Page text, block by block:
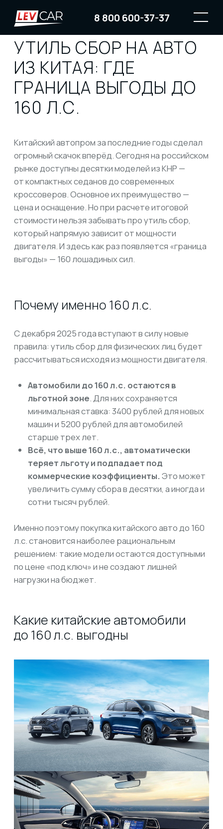
8 800 600-37-37
УТИЛЬ СБОР НА АВТО
ИЗ КИТАЯ: ГДЕ
ГРАНИЦА ВЫГОДЫ ДО
160 Л.С.
Китайский автопром за последние годы сделал
огромный скачок вперёд. Сегодня на российском
кроссоверов. Основное их преимущество —
цена и оснащение. Но при расчете итоговой
стоимости нельзя забывать про утиль сбор,
который напрямую зависит от мощности
двигателя. И здесь как раз появляется «граница
выгоды» — 160 лошадиных сил.
Почему именно 160 л.с.
С декабря 2025 года вступают в силу новые
правила: утиль сбор для физических лиц будет
рассчитываться исходя из мощности двигателя.
машин и 5200 рублей для автомобилей
старше трех лет.
теряет льготу и подпадает под
коммерческие коэффициенты.
увеличить сумму сбора в десятки, а иногда и
сотни тысяч рублей.
л.с. становится наиболее рациональным
решением: такие модели остаются доступными
по цене «под ключ» и не создают лишней
нагрузки на бюджет.
Какие китайские автомобили
до 160 л.с. выгодны
В каталоге LevCar125 среди китайских моделей
Этот кроссовер оснащен двигателем
мощностью до 150 л.с., что позволяет ему
оставаться в «зелёной зоне» и платить
минимальный утиль сбор.
Почему Jetta VS7 выбирают клиенты:
двигатель до 160 л.с., гарантирующий низкий
утиль сбор;
просторный салон и удобная посадка для
современный дизайн и оснащение,
сопоставимое с более дорогими моделями;
оптимальное соотношение цены и качества
«под ключ».